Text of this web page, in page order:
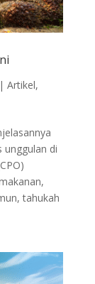
| Artikel,
unggulan di
tahukah